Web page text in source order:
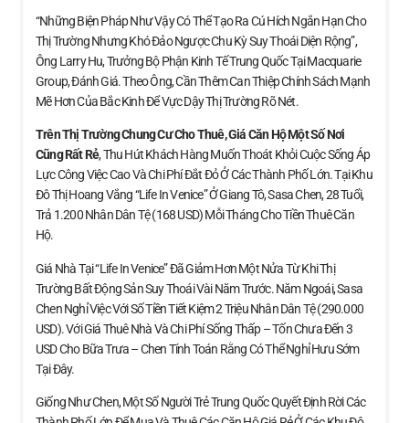
“Những Biện Pháp Như Vậy Có Thể Tạo Ra Cú Hích Ngắn Hạn Cho
Thị Trường Nhưng Khó Đảo Ngược Chu Kỳ Suy Thoái Diện Rộng”,
Ông Larry Hu, Trưởng Bộ Phận Kinh Tế Trung Quốc Tại Macquarie
Group, Đánh Giá. Theo Ông, Cần Thêm Can Thiệp Chính Sách Mạnh
Mẽ Hơn Của Bắc Kinh Để Vực Dậy Thị Trường Rõ Nét.
Trên Thị Trường Chung Cư Cho Thuê, Giá Căn HộMột Số Nơi
Cũng Rất Rẻ, Thu Hút Khách Hàng Muốn Thoát Khỏi Cuộc Sống Áp
Lực Công Việc Cao Và Chi Phí Đắt Đỏ Ở Các Thành Phố Lớn. Tại Khu
Đô Thị Hoang Vắng “Life In Venice” Ở Giang Tô, Sasa Chen, 28 Tuổi,
Trả 1.200 Nhân Dân Tệ (168 USD) Mỗi Tháng Cho Tiền Thuê Căn
Hộ.
Giá Nhà Tại “Life In Venice” Đã Giảm Hơn Một Nửa Từ Khi Thị
Trường Bất Động Sản Suy Thoái Vài Năm Trước. Năm Ngoái, Sasa
Chen Nghỉ Việc Với Số Tiền Tiết Kiệm 2 Triệu Nhân Dân Tệ (290.000
USD). Với Giá Thuê Nhà Và Chi Phí Sống Thấp – Tốn Chưa Đến 3
USD Cho Bữa Trưa – Chen Tính Toán Rằng Có Thể Nghỉ Hưu Sớm
Tại Đây.
Giống Như Chen, Một Số Người Trẻ Trung Quốc Quyết Định Rời Các